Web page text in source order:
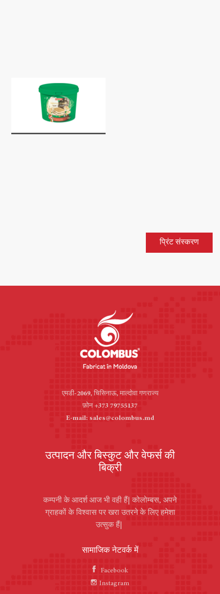
प्रिंट संस्करण
एमडी-2069, चिसिनाऊ, माल्दोवा गणराज्य
फ़ोन +373 79755137
E-mail: sales@colombus.md
उत्पादन और बिस्कुट और वेफर्स की
बिक्री
कम्पनी के आदर्श आज भी वही हैं| कोलोम्बस, अपने
ग्राहकों के विश्वास पर खरा उतरने के लिए हमेशा
उत्सुक हैं|
सामाजिक नेटवर्क में
Facebook
Instagram